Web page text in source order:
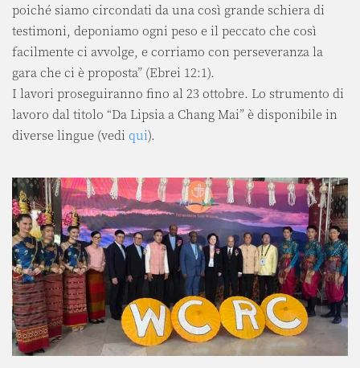
poiché siamo circondati da una così grande schiera di
testimoni, deponiamo ogni peso e il peccato che così
facilmente ci avvolge, e corriamo con perseveranza la
gara che ci è proposta” (Ebrei 12:1).
I lavori proseguiranno fino al 23 ottobre. Lo strumento di
lavoro dal titolo “Da Lipsia a Chang Mai” è disponibile in
diverse lingue (vedi qui).